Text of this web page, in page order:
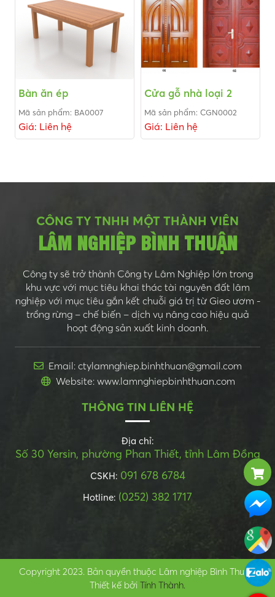
Bàn ăn ép
Mã sản phẩm: BA0007
Giá: Liên hệ
Cửa gỗ nhà loại 2
Mã sản phẩm: CGN0002
Giá: Liên hệ
CÔNG TY TNHH MỘT THÀNH VIÊN
LÂM NGHIỆP BÌNH THUẬN
Công ty sẽ trở thành Công ty Lâm Nghiệp lớn trong
khu vực với mục tiêu khai thác tài nguyên đất lâm
nghiệp với mục tiêu gắn kết chuỗi giá trị từ Gieo ươm -
trồng rừng – chế biến – dịch vụ nâng cao hiệu quả
hoạt động sản xuất kinh doanh.
Email: ctylamnghiep.binhthuan@gmail.com
Website: www.lamnghiepbinhthuan.com
THÔNG TIN LIÊN HỆ
Địa chỉ:
Số 30 Yersin, phường Phan Thiết, tỉnh Lâm Đồng
CSKH: 091 678 6784
Hotline: (0252) 382 1717
Copyright 2023. Bản quyền thuộc Lâm nghiệp Bình Thuận.
Thiết kế bởi Tính Thành.